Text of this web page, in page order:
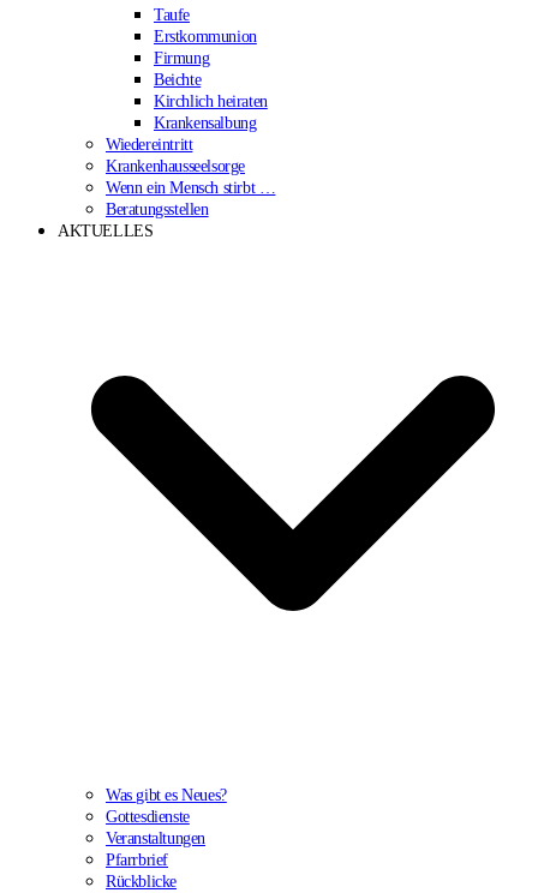
Taufe
Erstkommunion
Firmung
Beichte
Kirchlich heiraten
Krankensalbung
Wiedereintritt
Krankenhausseelsorge
Wenn ein Mensch stirbt …
Beratungsstellen
AKTUELLES
Was gibt es Neues?
Gottesdienste
Veranstaltungen
Pfarrbrief
Rückblicke